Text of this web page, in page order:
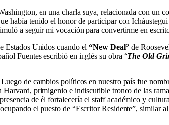
en una charla suya, relacionada con un
había tenido el honor de participar con
a seguir mi vocación para convertirme en
Estados Unidos cuando el “New Deal” de
Fuentes escribió en inglés su obra “The Old
de cambios políticos en nuestro país fue
Harvard, primigenio e indiscutible tronco de las
de él fortalecería el staff académico y
el puesto de “Escritor Residente”, similar